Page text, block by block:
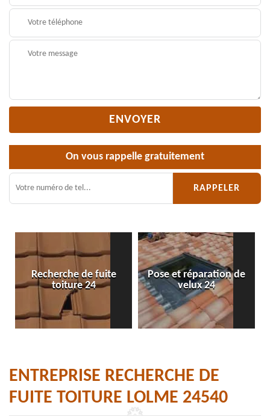
On vous rappelle gratuitement
Recherche de fuite
toiture 24
Pose et réparation de
velux 24
ENTREPRISE RECHERCHE DE
FUITE TOITURE LOLME 24540